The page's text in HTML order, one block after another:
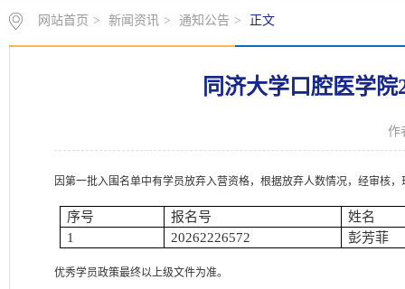
网站首页 > 新闻资讯 > 通知公告 > 正文
同济大学口腔医学
作
因第一批入围名单中有学员放弃入营资格，根据放弃人数情况，经审核
序号 报名号
姓名
1
20262226572 彭芳菲
优秀学员政策最终以上级文件为准。